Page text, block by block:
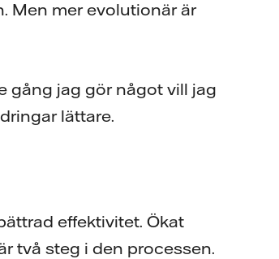
Men mer evolutionär är
gång jag gör något vill jag
lättare.
effektivitet. Ökat
två steg i den processen.